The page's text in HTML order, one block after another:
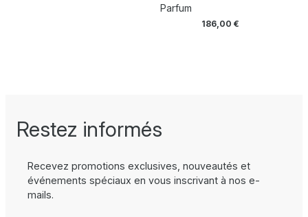
Parfum
186,00 €
Restez informés
Recevez promotions exclusives, nouveautés et
événements spéciaux en vous inscrivant à nos e-
mails.